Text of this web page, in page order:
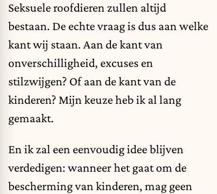
Seksuele roofdieren zullen altijd
bestaan. De echte vraag is dus aan welke
kant wij staan. Aan de kant van
onverschilligheid, excuses en
stilzwijgen? Of aan de kant van de
kinderen? Mijn keuze heb ik al lang
gemaakt.
En ik zal een eenvoudig idee blijven
verdedigen: wanneer het gaat om de
bescherming van kinderen, mag geen